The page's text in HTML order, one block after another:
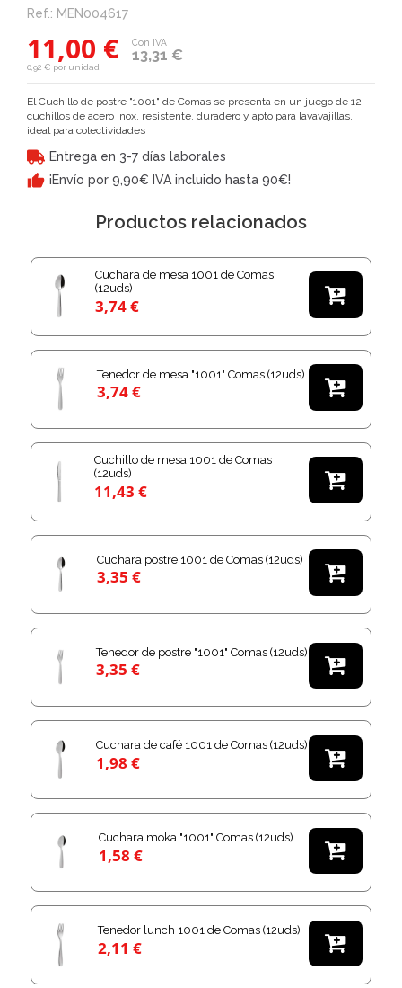
Ref.: MEN004617
11,00 € 13,31 €
Con IVA
0,92 € por unidad
El Cuchillo de postre "1001" de Comas se presenta en un juego de 12
cuchillos de acero inox, resistente, duradero y apto para lavavajillas,
ideal para colectividades
Entrega en 3-7 días laborales
¡Envío por 9,90€ IVA incluido hasta 90€!
Productos relacionados
Cuchara de mesa 1001 de Comas
(12uds)
3,74 € 
Tenedor de mesa "1001" Comas (12uds)
3,74 € 
Cuchillo de mesa 1001 de Comas
(12uds)
11,43 € 
Cuchara postre 1001 de Comas (12uds)
3,35 € 
Tenedor de postre "1001" Comas (12uds)
3,35 € 
Cuchara de café 1001 de Comas (12uds)
1,98 € 
Cuchara moka "1001" Comas (12uds)
1,58 € 
Tenedor lunch 1001 de Comas (12uds)
2,11 € 